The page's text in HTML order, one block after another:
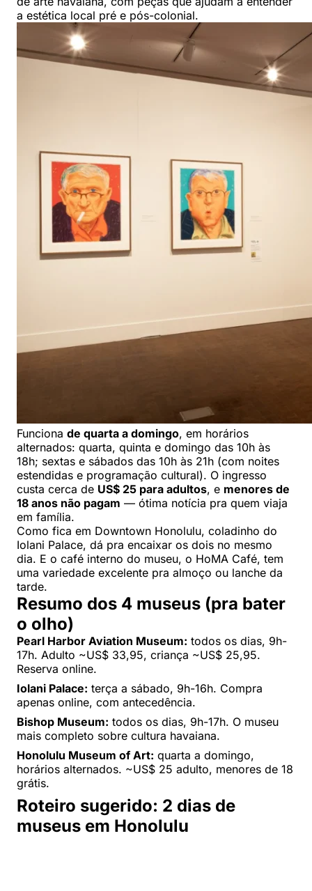
a estética local pré e pós-colonial.
Funciona de quarta a domingo, em horários
alternados: quarta, quinta e domingo das 10h às
18h; sextas e sábados das 10h às 21h (com noites
estendidas e programação cultural). O ingresso
custa cerca de US$ 25 para adultos, e menores de
18 anos não pagam — ótima notícia pra quem viaja
em família.
Como fica em Downtown Honolulu, coladinho do
Iolani Palace, dá pra encaixar os dois no mesmo
dia. E o café interno do museu, o HoMA Café, tem
uma variedade excelente pra almoço ou lanche da
tarde.
Resumo dos 4 museus (pra bater
o olho)
Pearl Harbor Aviation Museum: todos os dias, 9h-
17h. Adulto ~US$ 33,95, criança ~US$ 25,95.
Reserva online.
Iolani Palace: terça a sábado, 9h-16h. Compra
apenas online, com antecedência.
Bishop Museum: todos os dias, 9h-17h. O museu
mais completo sobre cultura havaiana.
Honolulu Museum of Art: quarta a domingo,
horários alternados. ~US$ 25 adulto, menores de 18
grátis.
Roteiro sugerido: 2 dias de
museus em Honolulu